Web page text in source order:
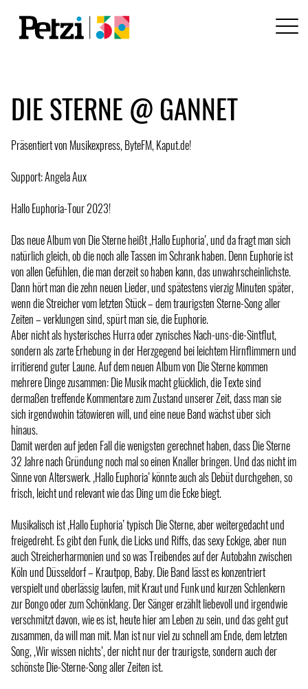
DIE STERNE @ GANNET
Präsentiert von Musikexpress, ByteFM, Kaput.de!
Support: Angela Aux
Hallo Euphoria-Tour 2023!
Das neue Album von Die Sterne heißt ‚Hallo Euphoria’, und da fragt man sich
natürlich gleich, ob die noch alle Tassen im Schrank haben. Denn Euphorie ist
von allen Gefühlen, die man derzeit so haben kann, das unwahrscheinlichste.
Dann hört man die zehn neuen Lieder, und spätestens vierzig Minuten später,
wenn die Streicher vom letzten Stück – dem traurigsten Sterne-Song aller
Zeiten – verklungen sind, spürt man sie, die Euphorie.
Aber nicht als hysterisches Hurra oder zynisches Nach-uns-die-Sintflut,
sondern als zarte Erhebung in der Herzgegend bei leichtem Hirnflimmern und
irritierend guter Laune. Auf dem neuen Album von Die Sterne kommen
mehrere Dinge zusammen: Die Musik macht glücklich, die Texte sind
dermaßen treffende Kommentare zum Zustand unserer Zeit, dass man sie
sich irgendwohin tätowieren will, und eine neue Band wächst über sich
hinaus.
Damit werden auf jeden Fall die wenigsten gerechnet haben, dass Die Sterne
32 Jahre nach Gründung noch mal so einen Knaller bringen. Und das nicht im
Sinne von Alterswerk. ‚Hallo Euphoria’ könnte auch als Debüt durchgehen, so
frisch, leicht und relevant wie das Ding um die Ecke biegt.
Musikalisch ist ‚Hallo Euphoria’ typisch Die Sterne, aber weitergedacht und
freigedreht. Es gibt den Funk, die Licks und Riffs, das sexy Eckige, aber nun
auch Streicherharmonien und so was Treibendes auf der Autobahn zwischen
Köln und Düsseldorf – Krautpop, Baby. Die Band lässt es konzentriert
verspielt und oberlässig laufen, mit Kraut und Funk und kurzen Schlenkern
zur Bongo oder zum Schönklang. Der Sänger erzählt liebevoll und irgendwie
verschmitzt davon, wie es ist, heute hier am Leben zu sein, und das geht gut
zusammen, da will man mit. Man ist nur viel zu schnell am Ende, dem letzten
Song, ‚Wir wissen nichts’, der nicht nur der traurigste, sondern auch der
schönste Die-Sterne-Song aller Zeiten ist.